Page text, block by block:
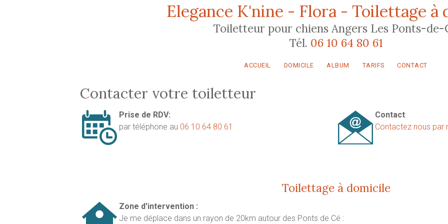
Elegance K'nine - Flora - Toilettage à
Toiletteur pour chiens Angers Les Ponts-de-
Tél. 06 10 64 80 61
ACCUEIL DOMICILE ALBUM TARIFS CONTACT
Contacter votre toiletteur
Prise de RDV:
par téléphone au 06 10 64 80 61
Contact:
Contactez nous par
Toilettage à domicile
Zone d'intervention :
Je me déplace dans un rayon de 20km autour des Ponts de Cé :